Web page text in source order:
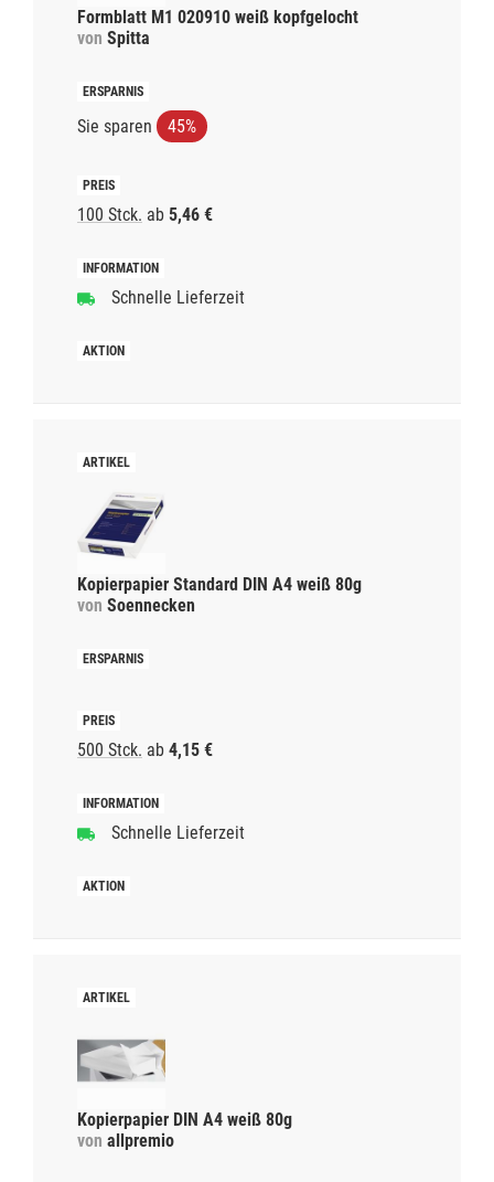
Formblatt M1 020910 weiß kopfgelocht
von Spitta
Sie sparen 45%
100 Stck. ab 5,46 €
Schnelle Lieferzeit
Kopierpapier Standard DIN A4 weiß 80g
von Soennecken
500 Stck. ab 4,15 €
Schnelle Lieferzeit
Kopierpapier DIN A4 weiß 80g
von allpremio